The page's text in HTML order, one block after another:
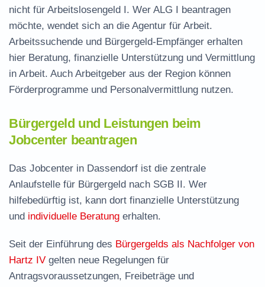
nicht für Arbeitslosengeld I. Wer ALG I beantragen
möchte, wendet sich an die Agentur für Arbeit.
Arbeitssuchende und Bürgergeld-Empfänger erhalten
hier Beratung, finanzielle Unterstützung und Vermittlung
in Arbeit. Auch Arbeitgeber aus der Region können
Förderprogramme und Personalvermittlung nutzen.
Bürgergeld und Leistungen beim
Jobcenter beantragen
Das Jobcenter in Dassendorf ist die zentrale
Anlaufstelle für Bürgergeld nach SGB II. Wer
hilfebedürftig ist, kann dort finanzielle Unterstützung
und individuelle Beratung erhalten.
Seit der Einführung des Bürgergelds als Nachfolger von
Hartz IV gelten neue Regelungen für
Antragsvoraussetzungen, Freibeträge und